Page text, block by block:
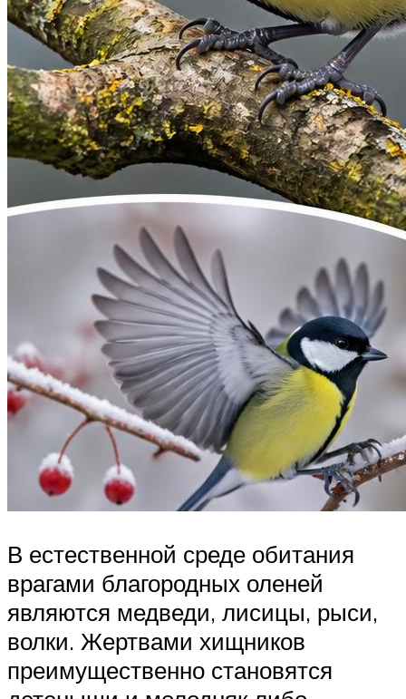
В естественной среде обитания
врагами благородных оленей
являются медведи, лисицы, рыси,
волки. Жертвами хищников
преимущественно становятся